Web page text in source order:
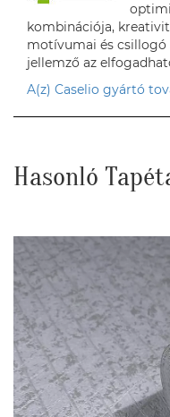
kombinációja,
motívumai és csillogó
jellemző az
A(z) Caselio gyártó
Hasonló